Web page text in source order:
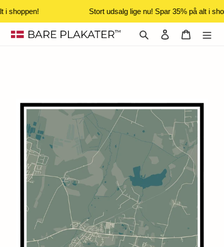
i shoppen!
Stort udsalg lige nu! Spar 35% på alt i
Log ind